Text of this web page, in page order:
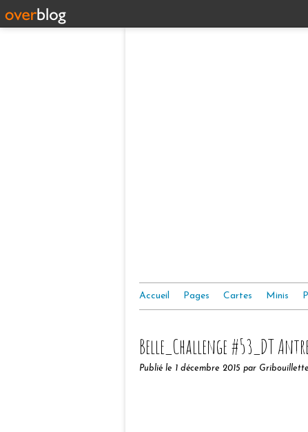
Accueil Pages Cartes Minis
Belle_Challenge #53_DT
Publié le 1 décembre 2015 par Gribouillette